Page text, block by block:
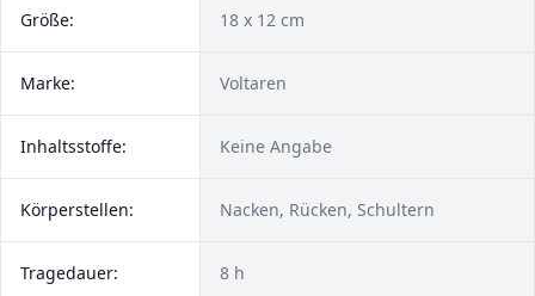
Größe: 18 x 12 cm
Marke: Voltaren
Inhaltsstoffe: Keine Angabe
Körperstellen: Nacken, Rücken, Schultern
Tragedauer: 8 h